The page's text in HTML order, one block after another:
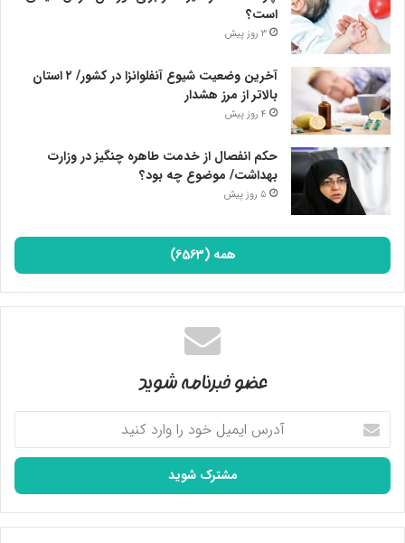
است؟
3 روز پیش
آخرین وضعیت شیوع آنفلوانزا در کشور/ ۲ استان
بالاتر از مرز هشدار
4 روز پیش
حکم انفصال از خدمت طاهره چنگیز در وزارت
بهداشت/ موضوع چه بود؟
5 روز پیش
همه (6563)
عضو خبرنامه شوید
آدرس
ایمیل
خود
وارد
کنید